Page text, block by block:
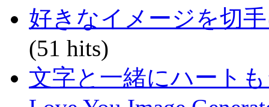
好きなイメージを切
(51 hits)
文字と一緒にハート